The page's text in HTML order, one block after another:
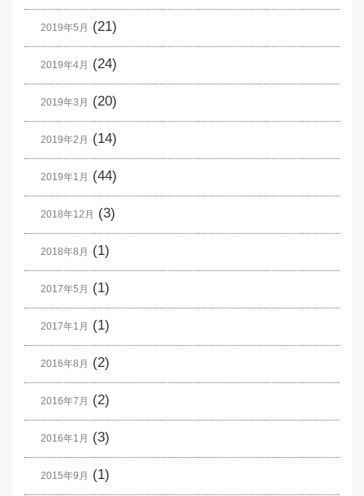
2019年5月 (21)
2019年4月 (24)
2019年3月 (20)
2019年2月 (14)
2019年1月 (44)
2018年12月 (3)
2018年8月 (1)
2017年5月 (1)
2017年1月 (1)
2016年8月 (2)
2016年7月 (2)
2016年1月 (3)
2015年9月 (1)